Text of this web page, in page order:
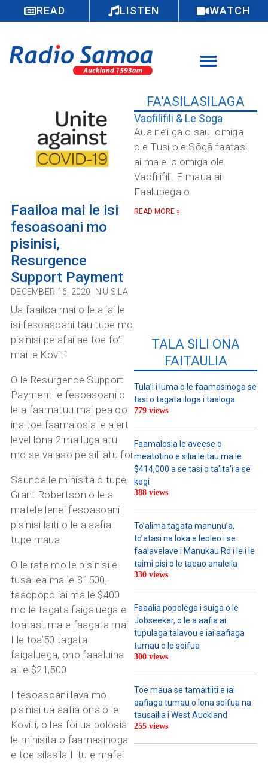
READ LISTEN WATCH
Faailoa mai le isi
fesoasoani mo
pisinisi,
Resurgence
Support Payment
DECEMBER 16, 2020 NIU SILA
Ua faailoa mai o le a iai le
isi fesoasoani tau tupe mo
pisinisi pe afai ae toe fo’i
mai le Koviti
O le Resurgence Support
Payment le fesoasoani o
le a faamatuu mai pea oo
ina toe faamalosia le alert
level lona 2 ma luga atu
mo se vaiaso pe sili atu foi
Saunoa le minisita o tupe,
Grant Robertson o le a
matele lenei fesoasoani I
pisinisi laiti o le a aafia
tupe maua
O le rate mo le pisinisi e
tusa lea ma le $1500,
faaopopo iai ma le $400
mo le tagata faigaluega e
toatasi, ma e faagata mai
I le toa’50 tagata
faigaluega, ono faaaluina
ai le $21,500
I fesoasoani lava mo
pisinisi ua aafia ona o le
Koviti, o lea foi ua poloaia
le minisita o faamasinoga
e toe silasila I itu e mafai
FA'ASILASILAGA
Vaofilifili & Le Soga
Aua ne’i galo sau lomiga
ole Tusi ole Sōgā faatasi
ai male lolomiga ole
Vaofilifili. E maua ai
Faalupega o
READ MORE »
TALA SILI ONA
FAITAULIA
Tula’i i luma o le faamasinoga se
tasi o tagata iloga i taaloga
779 views
Faamalosia le aveese o
meatotino e silia le tau ma le
$414,000 a se tasi o ta’ita’i a se
kegi
388 views
To’alima tagata manunu’a,
to’atasi na loka e leoleo i se
faalavelave i Manukau Rd i le i le
taimi pisi o le taeao analeila
330 views
Faaalia popolega i suiga o le
Jobseeker, o le a aafia ai
tupulaga talavou e iai aafiaga
tumau o le soifua
300 views
Toe maua se tamaitiiti e iai
aafiaga tumau o lona soifua na
tausailia i West Auckland
255 views